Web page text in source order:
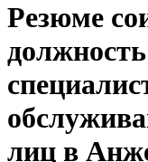
Резюме
лиц в